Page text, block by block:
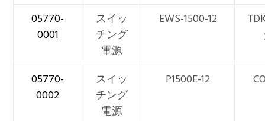
05770-
0001
スイッ
チング
電源
EWS-1500-12
05770-
0002
スイッ
チング
電源
P1500E-12